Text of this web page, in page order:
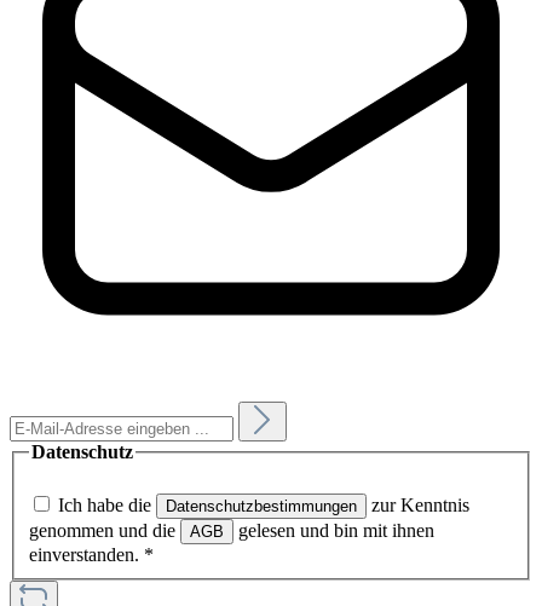
Datenschutz
Ich habe die Datenschutzbestimmungen
zur Kenntnis
genommen und die
AGB
gelesen und bin mit ihnen
einverstanden. *